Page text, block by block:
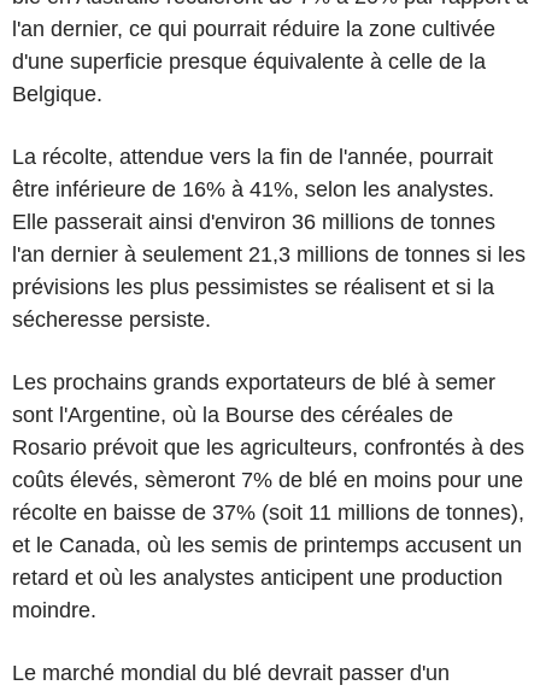
l'an dernier, ce qui pourrait réduire la zone cultivée
d'une superficie presque équivalente à celle de la
Belgique.
La récolte, attendue vers la fin de l'année, pourrait
être inférieure de 16% à 41%, selon les analystes.
Elle passerait ainsi d'environ 36 millions de tonnes
l'an dernier à seulement 21,3 millions de tonnes si les
prévisions les plus pessimistes se réalisent et si la
sécheresse persiste.
Les prochains grands exportateurs de blé à semer
sont l'Argentine, où la Bourse des céréales de
Rosario prévoit que les agriculteurs, confrontés à des
coûts élevés, sèmeront 7% de blé en moins pour une
récolte en baisse de 37% (soit 11 millions de tonnes),
et le Canada, où les semis de printemps accusent un
retard et où les analystes anticipent une production
moindre.
Le marché mondial du blé devrait passer d'un